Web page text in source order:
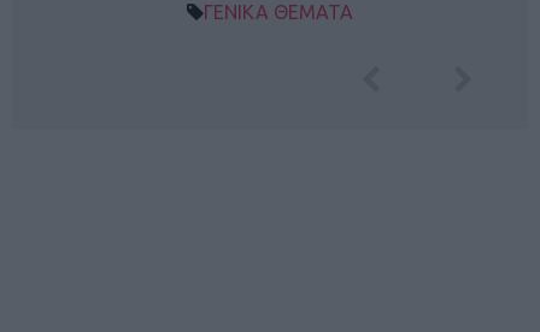
ΓΕΝΙΚΑ ΘΕΜΑΤΑ